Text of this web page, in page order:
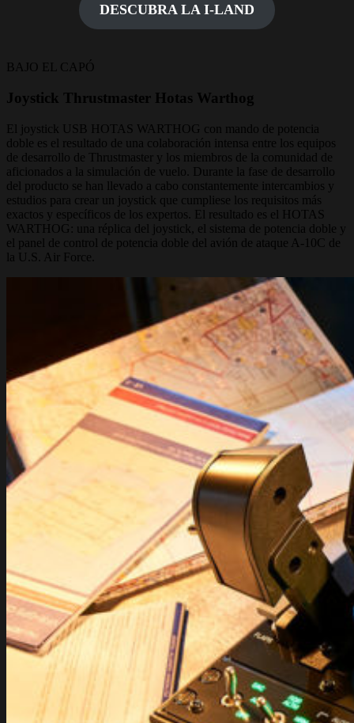
DESCUBRA LA I-LAND
BAJO EL CAPÓ
Joystick Thrustmaster Hotas Warthog
El joystick USB HOTAS WARTHOG con mando de potencia
doble es el resultado de una colaboración intensa entre los equipos
de desarrollo de Thrustmaster y los miembros de la comunidad de
aficionados a la simulación de vuelo. Durante la fase de desarrollo
del producto se han llevado a cabo constantemente intercambios y
estudios para crear un joystick que cumpliese los requisitos más
exactos y específicos de los expertos. El resultado es el HOTAS
WARTHOG: una réplica del joystick, el sistema de potencia doble y
el panel de control de potencia doble del avión de ataque A-10C de
la U.S. Air Force.